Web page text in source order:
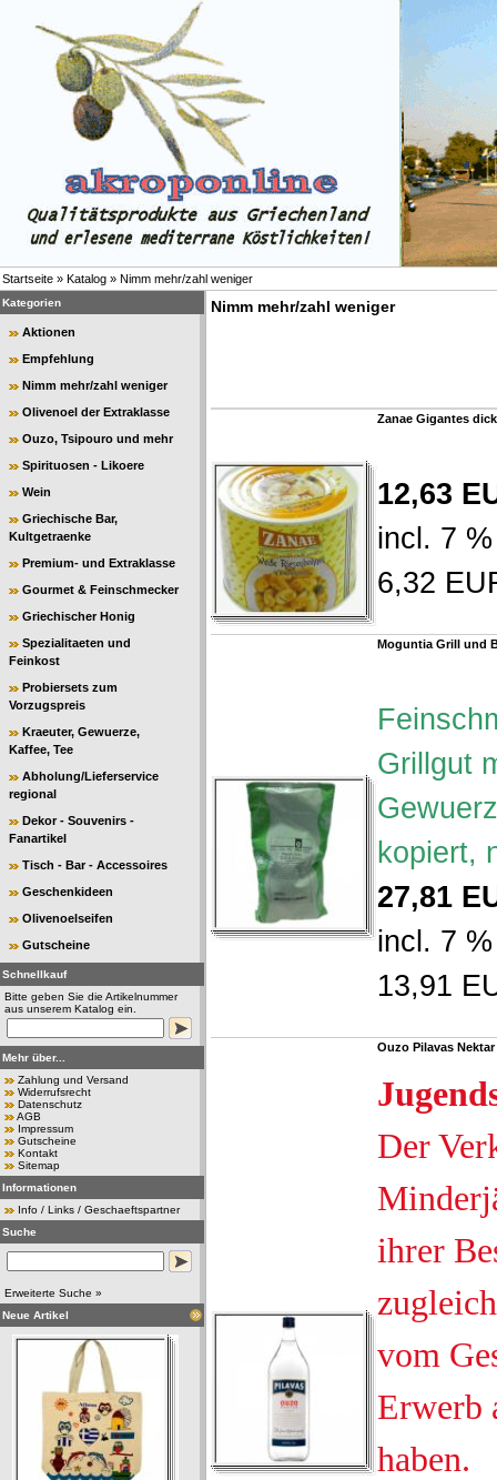
Startseite » Katalog » Nimm mehr/zahl weniger
Kategorien
Aktionen
Empfehlung
Nimm mehr/zahl weniger
Olivenoel der Extraklasse
Ouzo, Tsipouro und mehr
Spirituosen - Likoere
Wein
Griechische Bar,
Kultgetraenke
Premium- und Extraklasse
Gourmet & Feinschmecker
Griechischer Honig
Spezialitaeten und
Feinkost
Probiersets zum
Vorzugspreis
Kraeuter, Gewuerze,
Kaffee, Tee
Abholung/Lieferservice
regional
Dekor - Souvenirs -
Fanartikel
Tisch - Bar - Accessoires
Geschenkideen
Olivenoelseifen
Gutscheine
Schnellkauf
Bitte geben Sie die Artikelnummer
aus unserem Katalog ein.
Mehr über...
Zahlung und Versand
Widerrufsrecht
Datenschutz
AGB
Impressum
Gutscheine
Kontakt
Sitemap
Informationen
Info / Links / Geschaeftspartner
Suche
Erweiterte Suche »
Neue Artikel
Nimm mehr/zahl weniger
Zanae Gigantes
12,63
incl. 7
6,32
Moguntia Grill und
Grillgut
kopiert,
27,81
incl. 7
13,91
Ouzo Pilavas
Der
ihrer
vom
Erwerb
haben.